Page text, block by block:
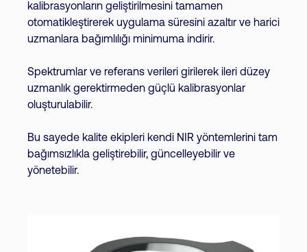
kalibrasyonların geliştirilmesini tamamen
otomatikleştirerek uygulama süresini azaltır ve harici
uzmanlara bağımlılığı minimuma indirir.
Spektrumlar ve referans verileri girilerek ileri düzey
uzmanlık gerektirmeden güçlü kalibrasyonlar
oluşturulabilir.
Bu sayede kalite ekipleri kendi NIR yöntemlerini tam
bağımsızlıkla geliştirebilir, güncelleyebilir ve
yönetebilir.